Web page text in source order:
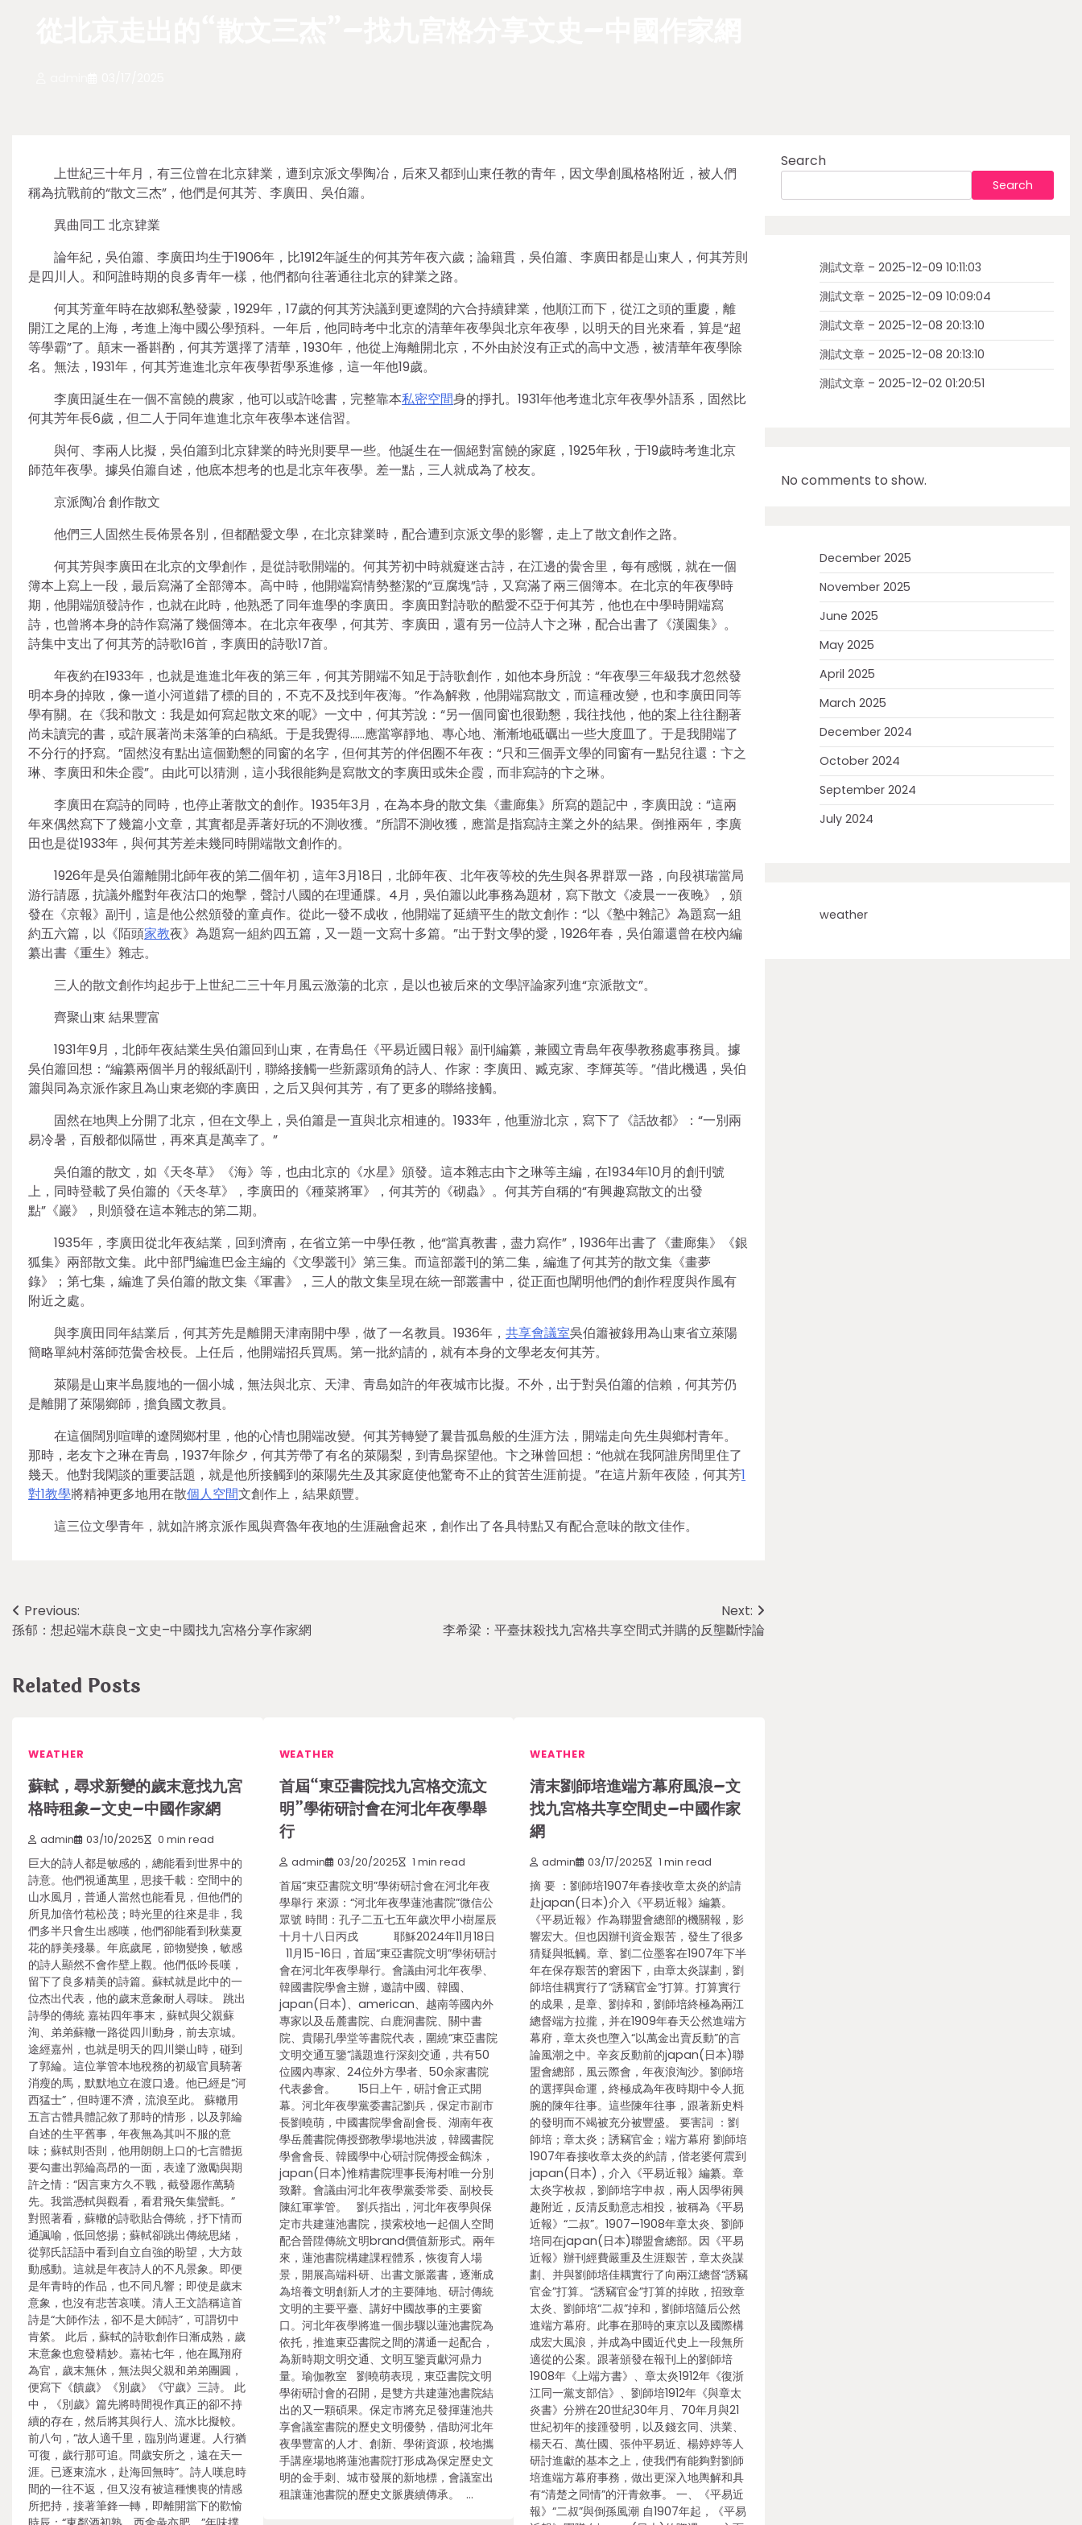
上世紀三十年月，有三位曾在北京肄業，遭到京派文學陶冶，后來又都到山東任教的青年，因文學創風格格附近，被人們
稱為抗戰前的“散文三杰”，他們是何其芳、李廣田、吳伯簫。
異曲同工 北京肄業
論年紀，吳伯簫、李廣田均生于1906年，比1912年誕生的何其芳年夜六歲；論籍貫，吳伯簫、李廣田都是山東人，何其芳則
是四川人。和阿誰時期的良多青年一樣，他們都向往著通往北京的肄業之路。
何其芳童年時在故鄉私塾發蒙，1929年，17歲的何其芳決議到更遼闊的六合持續肄業，他順江而下，從江之頭的重慶，離
開江之尾的上海，考進上海中國公學預科。一年后，他同時考中北京的清華年夜學與北京年夜學，以明天的目光來看，算是“超
等學霸”了。顛末一番斟酌，何其芳選擇了清華，1930年，他從上海離開北京，不外由於沒有正式的高中文憑，被清華年夜學除
名。無法，1931年，何其芳進進北京年夜學哲學系進修，這一年他19歲。
李廣田誕生在一個不富饒的農家，他可以或許唸書，完整靠本私密空間身的掙扎。1931年他考進北京年夜學外語系，固然比
何其芳年長6歲，但二人于同年進進北京年夜學本迷信習。
與何、李兩人比擬，吳伯簫到北京肄業的時光則要早一些。他誕生在一個絕對富饒的家庭，1925年秋，于19歲時考進北京
師范年夜學。據吳伯簫自述，他底本想考的也是北京年夜學。差一點，三人就成為了校友。
京派陶冶 創作散文
他們三人固然生長佈景各別，但都酷愛文學，在北京肄業時，配合遭到京派文學的影響，走上了散文創作之路。
何其芳與李廣田在北京的文學創作，是從詩歌開端的。何其芳初中時就癡迷古詩，在江邊的黌舍里，每有感慨，就在一個
簿本上寫上一段，最后寫滿了全部簿本。高中時，他開端寫情勢整潔的“豆腐塊”詩，又寫滿了兩三個簿本。在北京的年夜學時
期，他開端頒發詩作，也就在此時，他熟悉了同年進學的李廣田。李廣田對詩歌的酷愛不亞于何其芳，他也在中學時開端寫
詩，也曾將本身的詩作寫滿了幾個簿本。在北京年夜學，何其芳、李廣田，還有另一位詩人卞之琳，配合出書了《漢園集》。
詩集中支出了何其芳的詩歌16首，李廣田的詩歌17首。
年夜約在1933年，也就是進進北年夜的第三年，何其芳開端不知足于詩歌創作，如他本身所說：“年夜學三年級我才忽然發
明本身的掉敗，像一道小河道錯了標的目的，不克不及找到年夜海。”作為解救，他開端寫散文，而這種改變，也和李廣田同等
學有關。在《我和散文：我是如何寫起散文來的呢》一文中，何其芳說：“另一個同窗也很勤懇，我往找他，他的案上往往翻著
尚未讀完的書，或許展著尚未落筆的白稿紙。于是我覺得……應當寧靜地、專心地、漸漸地砥礪出一些大度皿了。于是我開端了
不分行的抒寫。”固然沒有點出這個勤懇的同窗的名字，但何其芳的伴侶圈不年夜：“只和三個弄文學的同窗有一點兒往還：卞之
琳、李廣田和朱企霞”。由此可以猜測，這小我很能夠是寫散文的李廣田或朱企霞，而非寫詩的卞之琳。
李廣田在寫詩的同時，也停止著散文的創作。1935年3月，在為本身的散文集《畫廊集》所寫的題記中，李廣田說：“這兩
年來偶然寫下了幾篇小文章，其實都是弄著好玩的不測收獲。”所謂不測收獲，應當是指寫詩主業之外的結果。倒推兩年，李廣
田也是從1933年，與何其芳差未幾同時開端散文創作的。
1926年是吳伯簫離開北師年夜的第二個年初，這年3月18日，北師年夜、北年夜等校的先生與各界群眾一路，向段祺瑞當局
游行請愿，抗議外艦對年夜沽口的炮擊，聲討八國的在理通牒。4月，吳伯簫以此事務為題材，寫下散文《凌晨——夜晚》，頒
發在《京報》副刊，這是他公然頒發的童貞作。從此一發不成收，他開端了延續平生的散文創作：“以《塾中雜記》為題寫一組
約五六篇，以《陌頭家教夜》為題寫一組約四五篇，又一題一文寫十多篇。”出于對文學的愛，1926年春，吳伯簫還曾在校內編
纂出書《重生》雜志。
三人的散文創作均起步于上世紀二三十年月風云激蕩的北京，是以也被后來的文學評論家列進“京派散文”。
齊聚山東 結果豐富
1931年9月，北師年夜結業生吳伯簫回到山東，在青島任《平易近國日報》副刊編纂，兼國立青島年夜學教務處事務員。據
吳伯簫回想：“編纂兩個半月的報紙副刊，聯絡接觸一些新露頭角的詩人、作家：李廣田、臧克家、李輝英等。”借此機遇，吳伯
簫與同為京派作家且為山東老鄉的李廣田，之后又與何其芳，有了更多的聯絡接觸。
固然在地輿上分開了北京，但在文學上，吳伯簫是一直與北京相連的。1933年，他重游北京，寫下了《話故都》：“一別兩
易冷暑，百般都似隔世，再來真是萬幸了。”
吳伯簫的散文，如《天冬草》《海》等，也由北京的《水星》頒發。這本雜志由卞之琳等主編，在1934年10月的創刊號
上，同時登載了吳伯簫的《天冬草》，李廣田的《種菜將軍》，何其芳的《砌蟲》。何其芳自稱的“有興趣寫散文的出發
點”《巖》，則頒發在這本雜志的第二期。
1935年，李廣田從北年夜結業，回到濟南，在省立第一中學任教，他“當真教書，盡力寫作”，1936年出書了《畫廊集》《銀
狐集》兩部散文集。此中部門編進巴金主編的《文學叢刊》第三集。而這部叢刊的第二集，編進了何其芳的散文集《畫夢
錄》；第七集，編進了吳伯簫的散文集《軍書》，三人的散文集呈現在統一部叢書中，從正面也闡明他們的創作程度與作風有
附近之處。
與李廣田同年結業后，何其芳先是離開天津南開中學，做了一名教員。1936年， 共享會議室吳伯簫被錄用為山東省立萊陽
簡略單純村落師范黌舍校長。上任后，他開端招兵買馬。第一批約請的，就有本身的文學老友何其芳。
萊陽是山東半島腹地的一個小城，無法與北京、天津、青島如許的年夜城市比擬。不外，出于對吳伯簫的信賴，何其芳仍
是離開了萊陽鄉師，擔負國文教員。
在這個闊別喧嘩的遼闊鄉村里，他的心情也開端改變。何其芳轉變了曩昔孤島般的生涯方法，開端走向先生與鄉村青年。
那時，老友卞之琳在青島，1937年除夕，何其芳帶了有名的萊陽梨，到青島探望他。卞之琳曾回想：“他就在我阿誰房間里住了
幾天。他對我閑談的重要話題，就是他所接觸到的萊陽先生及其家庭使他驚奇不止的貧苦生涯前提。”在這片新年夜陸，何其芳1
對1教學將精神更多地用在散個人空間文創作上，結果頗豐。
這三位文學青年，就如許將京派作風與齊魯年夜地的生涯融會起來，創作出了各具特點又有配合意味的散文佳作。
Post
navigation
Previous:
孫郁：想起端木蕻良–文史–中國找九宮格分享作家網
Next:
李希梁：平臺抹殺找九宮格共享空間式并購的反壟斷悖論
Related Posts
WEATHER
蘇軾，尋求新變的歲末意找九宮
格時租象–文史–中國作家網
admin 03/10/2025 0 min read
巨大的詩人都是敏感的，總能看到世界中的
詩意。他們視通萬里，思接千載：空間中的
山水風月，普通人當然也能看見，但他們的
所見加倍竹苞松茂；時光里的往來是非，我
們多半只會生出感嘆，他們卻能看到秋葉夏
花的靜美殘暴。年底歲尾，節物變換，敏感
的詩人顯然不會作壁上觀。他們低吟長嘆，
留下了良多精美的詩篇。蘇軾就是此中的一
位杰出代表，他的歲末意象耐人尋味。 跳出
詩學的傳統 嘉祐四年事末，蘇軾與父親蘇
洵、弟弟蘇轍一路從四川動身，前去京城。
途經嘉州，也就是明天的四川樂山時，碰到
了郭綸。這位掌管本地稅務的初級官員騎著
消瘦的馬，默默地立在渡口邊。他已經是“河
西猛士”，但時運不濟，流浪至此。 蘇轍用
五言古體具體記敘了那時的情形，以及郭綸
自述的生平舊事，年夜無為其叫不服的意
味；蘇軾則否則，他用朗朗上口的七言體扼
要勾畫出郭綸高昂的一面，表達了激勵與期
許之情：“因言東方久不戰，截發愿作萬騎
先。我當憑軾與觀看，看君飛矢集蠻氈。”
對照著看，蘇轍的詩歌貼合傳統，抒下情而
通諷喻，低回悠揚；蘇軾卻跳出傳統思緒，
從郭氏話語中看到自立自強的盼望，大方鼓
動感動。這就是年夜詩人的不凡景象。即便
是年青時的作品，也不同凡響；即使是歲末
意象，也沒有悲苦哀嘆。清人王文誥稱這首
詩是“大師作法，卻不是大師詩”，可謂切中
肯綮。 此后，蘇軾的詩歌創作日漸成熟，歲
末意象也愈發精妙。嘉祐七年，他在鳳翔府
為官，歲末無休，無法與父親和弟弟團圓，
便寫下《饋歲》《別歲》《守歲》三詩。 此
中，《別歲》篇先將時間視作真正的卻不持
續的存在，然后將其與行人、流水比擬較。
前八句，“故人適千里，臨別尚遲遲。人行猶
可復，歲行那可追。問歲安所之，遠在天一
涯。已逐東流水，赴海回無時”。詩人嘆息時
間的一往不返，但又沒有被這種懊喪的情感
所把持，接著筆鋒一轉，即離開當下的歡愉
WEATHER
首屆“東亞書院找九宮格交流文
明”學術研討會在河北年夜學舉
行
admin 03/20/2025 1 min read
首屆“東亞書院文明”學術研討會在河北年夜
學舉行 來源：“河北年夜學蓮池書院”微信公
眾號 時間：孔子二五七五年歲次甲小樹屋辰
十月十八日丙戌 耶穌2024年11月18日
11月15-16日，首屆“東亞書院文明”學術研討
會在河北年夜學舉行。會議由河北年夜學、
韓國書院學會主辦，邀請中國、韓國、
japan(日本)、american、越南等國內外
專家以及岳麓書院、白鹿洞書院、關中書
院、貴陽孔學堂等書院代表，圍繞“東亞書院
文明交通互鑒”議題進行深刻交通，共有50
位國內專家、24位外方學者、50余家書院
代表參會。 15日上午，研討會正式開
幕。河北年夜學黨委書記劉兵，保定市副市
長劉曉萌，中國書院學會副會長、湖南年夜
學岳麓書院傳授鄧教學場地洪波，韓國書院
學會會長、韓國學中心研討院傳授金鶴洙，
japan(日本)惟精書院理事長海村唯一分別
致辭。會議由河北年夜學黨委常委、副校長
陳紅軍掌管。 劉兵指出，河北年夜學與保
定市共建蓮池書院，摸索校地一起個人空間
配合晉陞傳統文明brand價值新形式。兩年
來，蓮池書院構建課程體系，恢復育人場
景，開展高端科研、出書文脈叢書，逐漸成
為培養文明創新人才的主要陣地、研討傳統
文明的主要平臺、講好中國故事的主要窗
口。河北年夜學將進一個步驟以蓮池書院為
依托，推進東亞書院之間的溝通一起配合，
為新時期文明交通、文明互鑒貢獻河鼎力
量。瑜伽教室 劉曉萌表現，東亞書院文明
學術研討會的召開，是雙方共建蓮池書院結
出的又一顆碩果。保定市將充足發揮蓮池共
享會議室書院的歷史文明優勢，借助河北年
夜學豐富的人才、創新、學術資源，校地攜
手講座場地將蓮池書院打形成為保定歷史文
明的金手刺、城市發展的新地標，會議室出
租讓蓮池書院的歷史文脈賡續傳承。 …
WEATHER
清末劉師培進端方幕府風浪–文
找九宮格共享空間史–中國作家
網
admin 03/17/2025 1 min read
摘 要 ：劉師培1907年春接收章太炎的約請
赴japan(日本)介入《平易近報》編纂。
《平易近報》作為聯盟會總部的機關報，影
響宏大。但也因辦刊資金艱苦，發生了很多
猜疑與牴觸。章、劉二位墨客在1907年下半
年在保存艱苦的窘困下，由章太炎謀劃，劉
師培佳耦實行了“誘竊官金”打算。打算實行
的成果，是章、劉掉和，劉師培終極為兩江
總督端方拉攏，并在1909年春天公然進端方
幕府，章太炎也墮入“以萬金出賣反動”的言
論風潮之中。辛亥反動前的japan(日本)聯
盟會總部，風云際會，年夜浪淘沙。劉師培
的選擇與命運，終極成為年夜時期中令人扼
腕的陳年往事。這些陳年往事，跟著新史料
的發明而不竭被充分被豐盛。 要害詞 ：劉
師培；章太炎；誘竊官金；端方幕府 劉師培
1907年春接收章太炎的約請，偕老婆何震到
japan(日本)，介入《平易近報》編纂。章
太炎字枚叔，劉師培字申叔，兩人因學術興
趣附近，反清反動意志相投，被稱為《平易
近報》“二叔”。1907—1908年章太炎、劉師
培同在japan(日本)聯盟會總部。因《平易
近報》辦刊經費嚴重及生涯艱苦，章太炎謀
劃、并與劉師培佳耦實行了向兩江總督“誘竊
官金”打算。“誘竊官金”打算的掉敗，招致章
太炎、劉師培“二叔”掉和，劉師培隨后公然
進端方幕府。此事在那時的東京以及國際構
成宏大風浪，并成為中國近代史上一段無所
適從的公案。跟著頒發在報刊上的劉師培
1908年《上端方書》、章太炎1912年《復浙
江同一黨支部信》、劉師培1912年《與章太
炎書》分辨在20世紀30年月、70年月與21
世紀初年的接踵發明，以及錢玄同、洪業、
楊天石、萬仕國、張仲平易近、楊婷婷等人
研討進獻的基本之上，使我們有能夠對劉師
培進端方幕府事務，做出更深入地輿解和具
有“清楚之同情”的汗青敘事。 一、《平易近
報》“二叔”與倒孫風潮 自1907年起，《平易
Search
Search
測試文章 – 2025-12-09 10:11:03
測試文章 – 2025-12-09 10:09:04
測試文章 – 2025-12-08 20:13:10
測試文章 – 2025-12-08 20:13:10
測試文章 – 2025-12-02 01:20:51
No comments to show.
December 2025
November 2025
June 2025
May 2025
April 2025
March 2025
December 2024
October 2024
September 2024
July 2024
weather